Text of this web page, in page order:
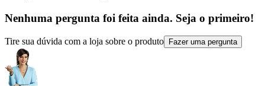
Nenhuma pergunta foi feita ainda. Seja o primeiro!
Tire sua dúvida com a loja sobre o produto Fazer uma pergunta